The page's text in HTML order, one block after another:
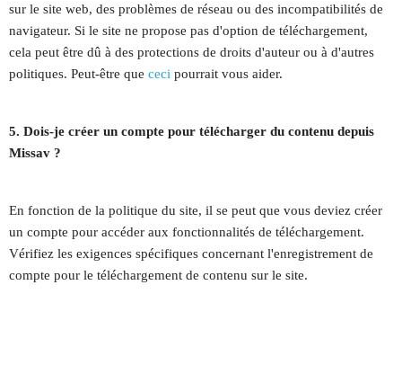
sur le site web, des problèmes de réseau ou des incompatibilités de
navigateur. Si le site ne propose pas d'option de téléchargement,
cela peut être dû à des protections de droits d'auteur ou à d'autres
politiques. Peut-être que ceci pourrait vous aider.
5. Dois-je créer un compte pour télécharger du contenu depuis
Missav ?
En fonction de la politique du site, il se peut que vous deviez créer
un compte pour accéder aux fonctionnalités de téléchargement.
Vérifiez les exigences spécifiques concernant l'enregistrement de
compte pour le téléchargement de contenu sur le site.